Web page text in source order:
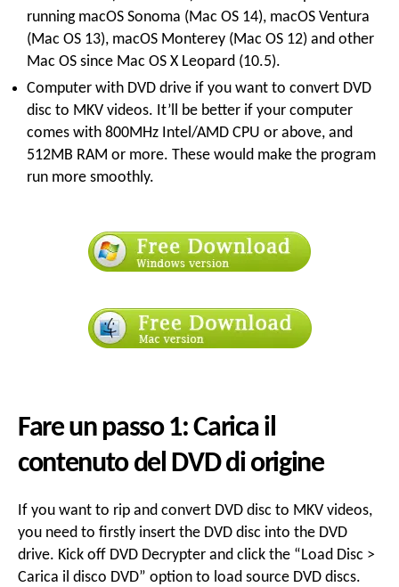
running macOS Sonoma (Mac OS 14), macOS Ventura
(Mac OS 13), macOS Monterey (Mac OS 12) and other
Mac OS since Mac OS X Leopard (10.5).
Computer with DVD drive if you want to convert DVD
disc to MKV videos. It’ll be better if your computer
comes with 800MHz Intel/AMD CPU or above, and
512MB RAM or more. These would make the program
run more smoothly.
Fare un passo 1: Carica il
contenuto del DVD di origine
If you want to rip and convert DVD disc to MKV videos,
you need to firstly insert the DVD disc into the DVD
drive. Kick off DVD Decrypter and click the “Load Disc >
Carica il disco DVD” option to load source DVD discs.